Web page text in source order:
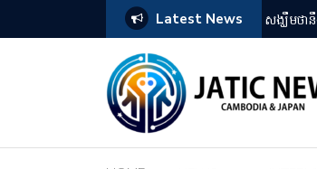
Latest News
ើងដោយអ្នកគាំទ្ររឿងអានីមេជប៉ុន ពិព័រណ៌